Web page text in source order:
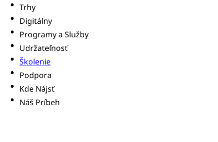
Trhy
Digitálny
Programy a Služby
Udržateľnosť
Školenie
Podpora
Kde Nájsť
Náš Príbeh